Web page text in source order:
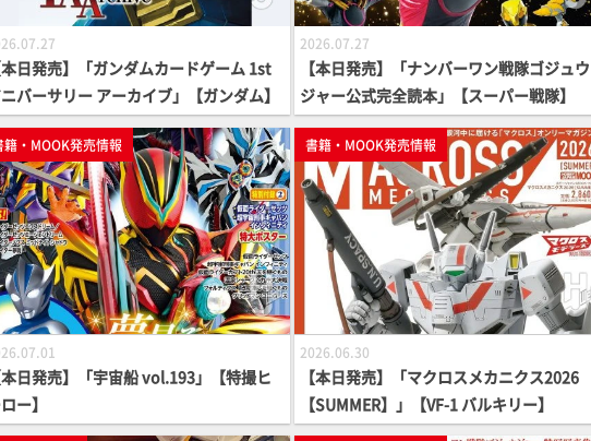
本日発売】「ガンダムカードゲーム 1st
バーサリー アーカイブ」【ガンダム】
2026.07.27
【本日発売】「ナンバーワン戦隊ゴジュウ
ジャー公式完全読本」【スーパー戦隊】
籍・MOOK発売情報
本日発売】「宇宙船 vol.193」【特撮ヒ
ー】
書籍・MOOK発売情報
2026.06.30
【本日発売】「マクロスメカニクス2026
【SUMMER】」【VF-1 バルキリー】